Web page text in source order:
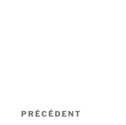
Navigation
Article
PRÉCÉDENT